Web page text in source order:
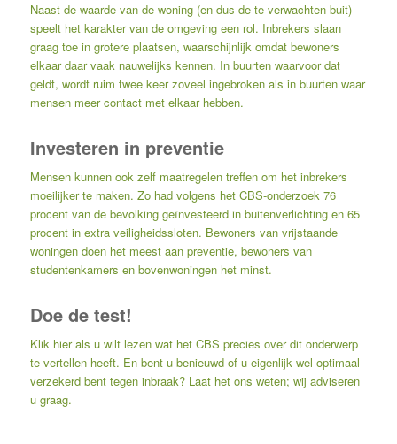
Naast de waarde van de woning (en dus de te verwachten buit)
speelt het karakter van de omgeving een rol. Inbrekers slaan
graag toe in grotere plaatsen, waarschijnlijk omdat bewoners
elkaar daar vaak nauwelijks kennen. In buurten waarvoor dat
geldt, wordt ruim twee keer zoveel ingebroken als in buurten waar
mensen meer contact met elkaar hebben.
Investeren in preventie
Mensen kunnen ook zelf maatregelen treffen om het inbrekers
moeilijker te maken. Zo had volgens het CBS-onderzoek 76
procent van de bevolking geïnvesteerd in buitenverlichting en 65
procent in extra veiligheidssloten. Bewoners van vrijstaande
woningen doen het meest aan preventie, bewoners van
studentenkamers en bovenwoningen het minst.
Doe de test!
Klik hierals u wilt lezen wat het CBS precies over dit onderwerp
te vertellen heeft. En bent u benieuwd of u eigenlijk wel optimaal
verzekerd bent tegen inbraak? Laat het ons weten; wij adviseren
u graag.